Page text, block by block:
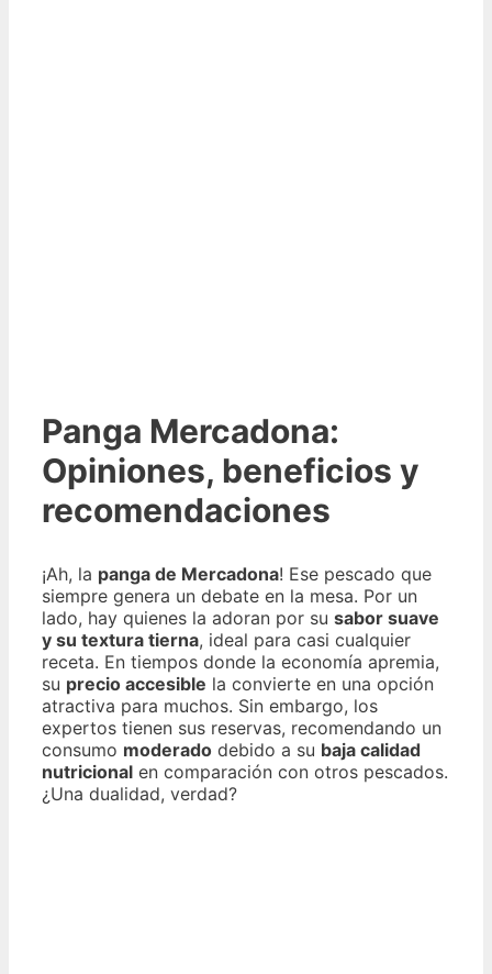
Panga Mercadona:
Opiniones, beneficios y
recomendaciones
¡Ah, la panga de Mercadona! Ese pescado que
siempre genera un debate en la mesa. Por un
lado, hay quienes la adoran por su sabor suave
y su textura tierna, ideal para casi cualquier
receta. En tiempos donde la economía apremia,
su precio accesible la convierte en una opción
atractiva para muchos. Sin embargo, los
expertos tienen sus reservas, recomendando un
consumo moderado debido a su baja calidad
nutricional en comparación con otros pescados.
¿Una dualidad, verdad?